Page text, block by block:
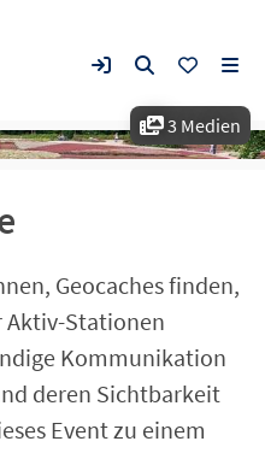
3 Medien
Geocaches finden,
Aktiv-Stationen
Kommunikation
deren Sichtbarkeit
Event zu einem